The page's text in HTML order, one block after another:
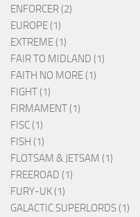
ENFORCER (2)
EUROPE (1)
EXTREME (1)
FAIR TO MIDLAND (1)
FAITH NO MORE (1)
FIGHT (1)
FIRMAMENT (1)
FISC (1)
FISH (1)
FLOTSAM & JETSAM (1)
FREEROAD (1)
FURY-UK (1)
GALACTIC SUPERLORDS (1)